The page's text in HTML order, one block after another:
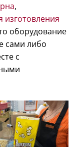
,
изготовления
оборудование
сами либо
с